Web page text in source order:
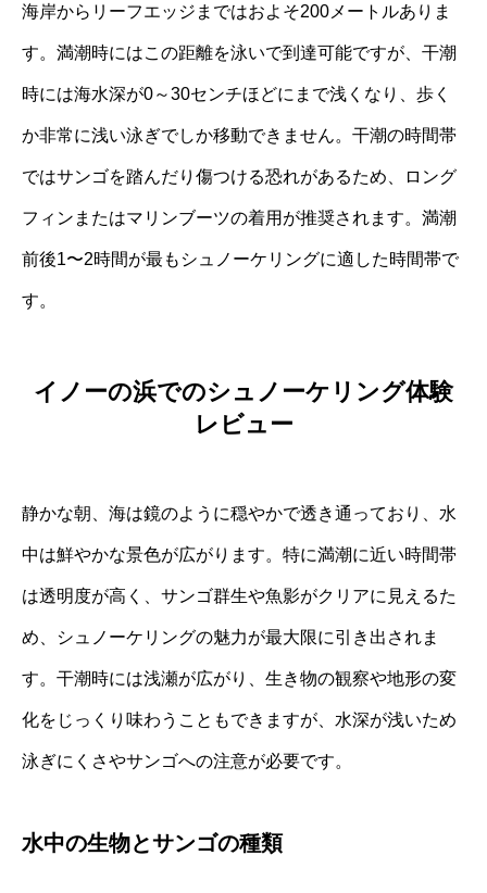
海岸からリーフエッジまではおよそ200メートルありま
す。満潮時にはこの距離を泳いで到達可能ですが、干潮
時には海水深が0～30センチほどにまで浅くなり、歩く
か非常に浅い泳ぎでしか移動できません。干潮の時間帯
ではサンゴを踏んだり傷つける恐れがあるため、ロング
フィンまたはマリンブーツの着用が推奨されます。満潮
前後1〜2時間が最もシュノーケリングに適した時間帯で
す。
イノーの浜でのシュノーケリング体験
レビュー
静かな朝、海は鏡のように穏やかで透き通っており、水
中は鮮やかな景色が広がります。特に満潮に近い時間帯
は透明度が高く、サンゴ群生や魚影がクリアに見えるた
め、シュノーケリングの魅力が最大限に引き出されま
す。干潮時には浅瀬が広がり、生き物の観察や地形の変
化をじっくり味わうこともできますが、水深が浅いため
泳ぎにくさやサンゴへの注意が必要です。
水中の生物とサンゴの種類